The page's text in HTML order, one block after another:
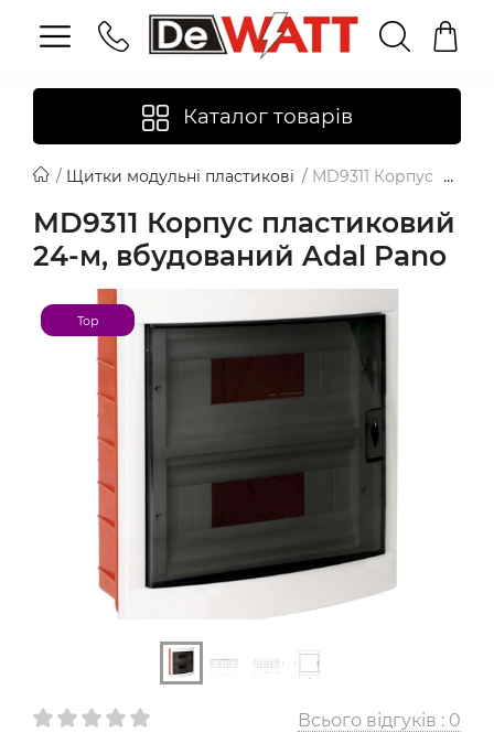
Каталог товарів
Щитки модульні пластикові MD9311 Корпус
MD9311 Корпус пластиковий
24-м, вбудований Adal Pano
Top
Всього відгуків : 0